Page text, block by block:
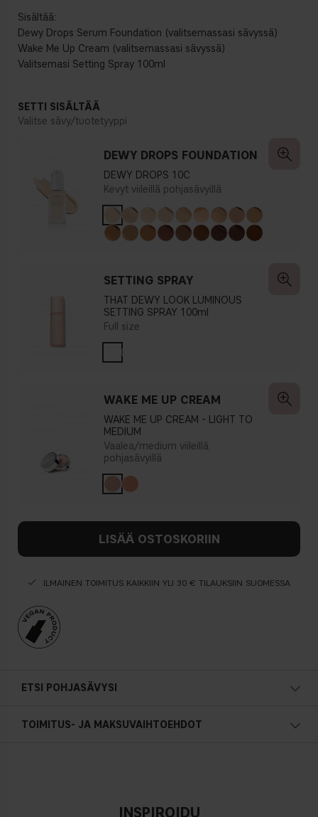
Sisältää:
Dewy Drops Serum Foundation (valitsemassasi sävyssä)
Wake Me Up Cream (valitsemassasi sävyssä)
Valitsemasi Setting Spray 100ml
SETTI SISÄLTÄÄ
Valitse sävy/tuotetyyppi
DEWY DROPS FOUNDATION
DEWY DROPS 10C
Kevyt viileillä pohjasävyillä
SETTING SPRAY
THAT DEWY LOOK LUMINOUS
SETTING SPRAY 100ml
Full size
WAKE ME UP CREAM
WAKE ME UP CREAM - LIGHT TO
MEDIUM
Vaalea/medium viileillä
pohjasävyillä
LISÄÄ OSTOSKORIIN
ILMAINEN TOIMITUS KAIKKIIN YLI 30 € TILAUKSIIN SUOMESSA
ETSI POHJASÄVYSI
Keltainen, oliivin- tai kullansävyinen iho
Neutraali
TOIMITUS- JA MAKSUVAIHTOEHDOT
INSPIROIDU